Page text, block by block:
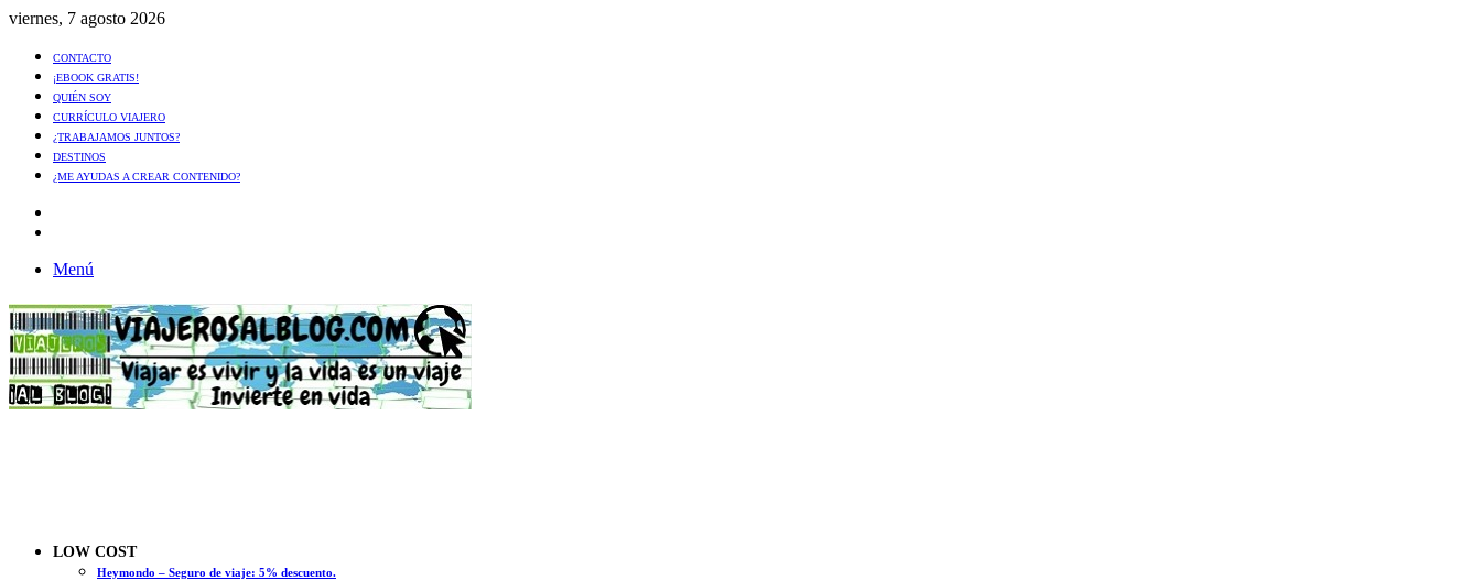
viernes, 7 agosto 2026
CONTACTO
¡EBOOK GRATIS!
QUIÉN SOY
CURRÍCULO VIAJERO
¿TRABAJAMOS JUNTOS?
DESTINOS
¿ME AYUDAS A CREAR CONTENIDO?
Menú
LOW COST
Heymondo – Seguro de viaje: 5% descuento.